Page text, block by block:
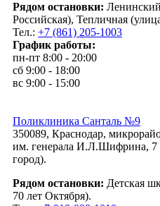
Рядом остановки:
Российская), Тепличная
Тел.: +7 (861) 205-1003
График работы:
пн-пт 8:00 - 20:00
сб 9:00 - 18:00
вс 9:00 - 15:00
Поликлиника Санталь №9
350089, Краснодар,
им. генерала И.Л.Шифрина,
город).
Рядом остановки: Детская
70 лет Октября).